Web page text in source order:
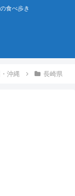
食べ歩き
沖縄 長崎県